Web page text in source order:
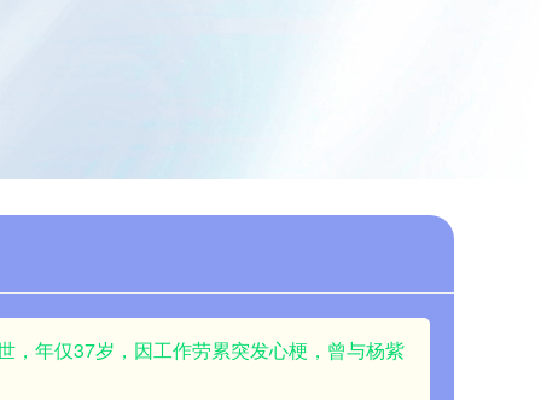
，年仅37岁，因工作劳累突发心梗，曾与杨紫